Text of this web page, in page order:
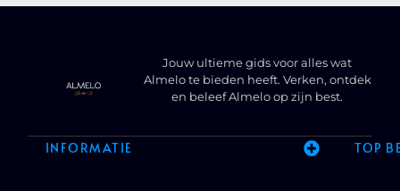
Jouw ultieme gids voor alles wat
Almelo te bieden heeft. Verken, ontdek
en beleef Almelo op zijn best.
INFORMATIE TOP